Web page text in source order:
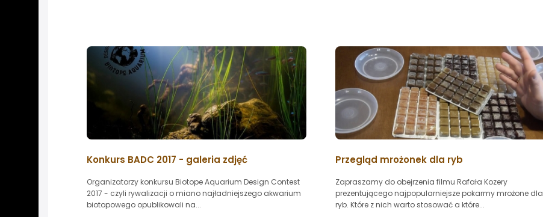
Konkurs BADC 2017 - galeria zdjęć
Organizatorzy konkursu Biotope Aquarium Design Contest
2017 - czyli rywalizacji o miano najładniejszego akwarium
biotopowego opublikowali na...
Przegląd mrożonek dla ryb
Zapraszamy do obejrzenia filmu Rafała Kozery
prezentującego najpopularniejsze pokarmy mrożone dla
ryb. Które z nich warto stosować a które...